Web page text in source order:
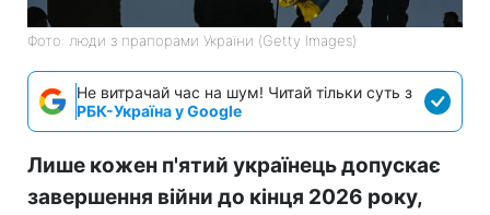
Фото: люди з прапорами України (Getty Images)
Не витрачай час на шум! Читай тільки суть з
РБК-Україна у Google
Лише кожен п'ятий українець допускає
завершення війни до кінця 2026 року,